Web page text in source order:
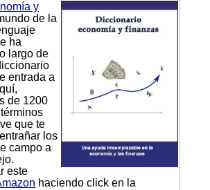
y
de la
ha
largo de
entrada a
de 1200
que te
los
campo a
este
haciendo click en la